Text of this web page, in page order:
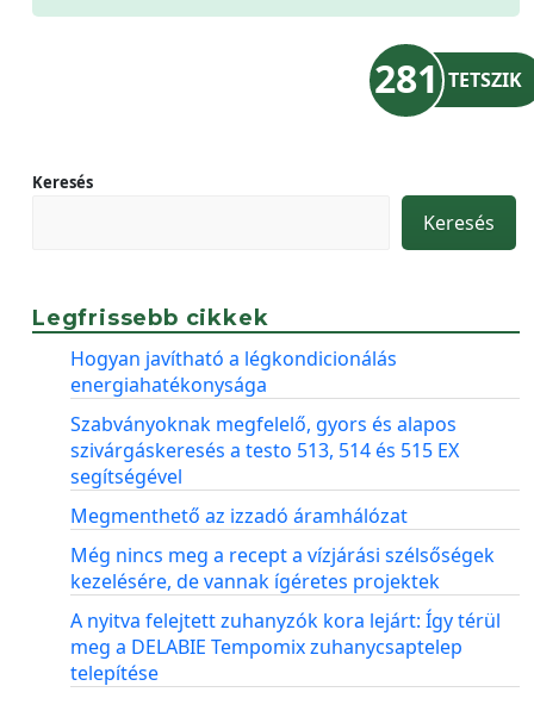
281 TETSZIK
Keresés
Keresés
Legfrissebb cikkek
Hogyan javítható a légkondicionálás
energiahatékonysága
Szabványoknak megfelelő, gyors és alapos
szivárgáskeresés a testo 513, 514 és 515 EX
segítségével
Megmenthető az izzadó áramhálózat
Még nincs meg a recept a vízjárási szélsőségek
kezelésére, de vannak ígéretes projektek
A nyitva felejtett zuhanyzók kora lejárt: Így térül
meg a DELABIE Tempomix zuhanycsaptelep
telepítése